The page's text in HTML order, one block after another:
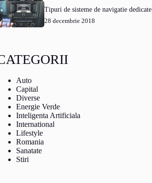
Tipuri de sisteme de navigatie dedicate
28 decembrie 2018
Auto
Capital
Diverse
Energie Verde
Inteligenta Artificiala
International
Lifestyle
Romania
Sanatate
Stiri